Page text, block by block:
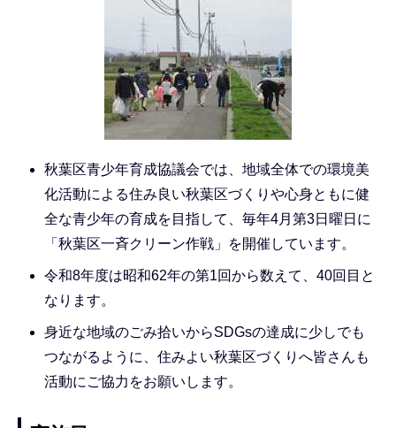
秋葉区青少年育成協議会では、地域全体での環境美
化活動による住み良い秋葉区づくりや心身ともに健
全な青少年の育成を目指して、毎年4月第3日曜日に
「秋葉区一斉クリーン作戦」を開催しています。
令和8年度は昭和62年の第1回から数えて、40回目と
なります。
身近な地域のごみ拾いからSDGsの達成に少しでも
つながるように、住みよい秋葉区づくりへ皆さんも
活動にご協力をお願いします。